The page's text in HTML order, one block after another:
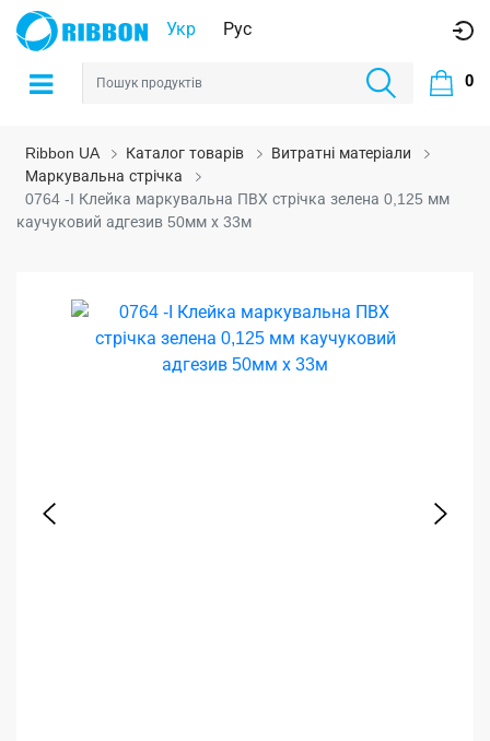
Укр Рус
0
Ribbon UA Каталог товарів
Витратні матеріали
Маркувальна стрічка
0764 -І Клейка маркувальна ПВХ стрічка зелена 0,125 мм
каучуковий адгезив 50мм х 33м